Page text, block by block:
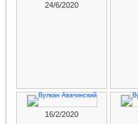
24/6/2020
16/2/2020